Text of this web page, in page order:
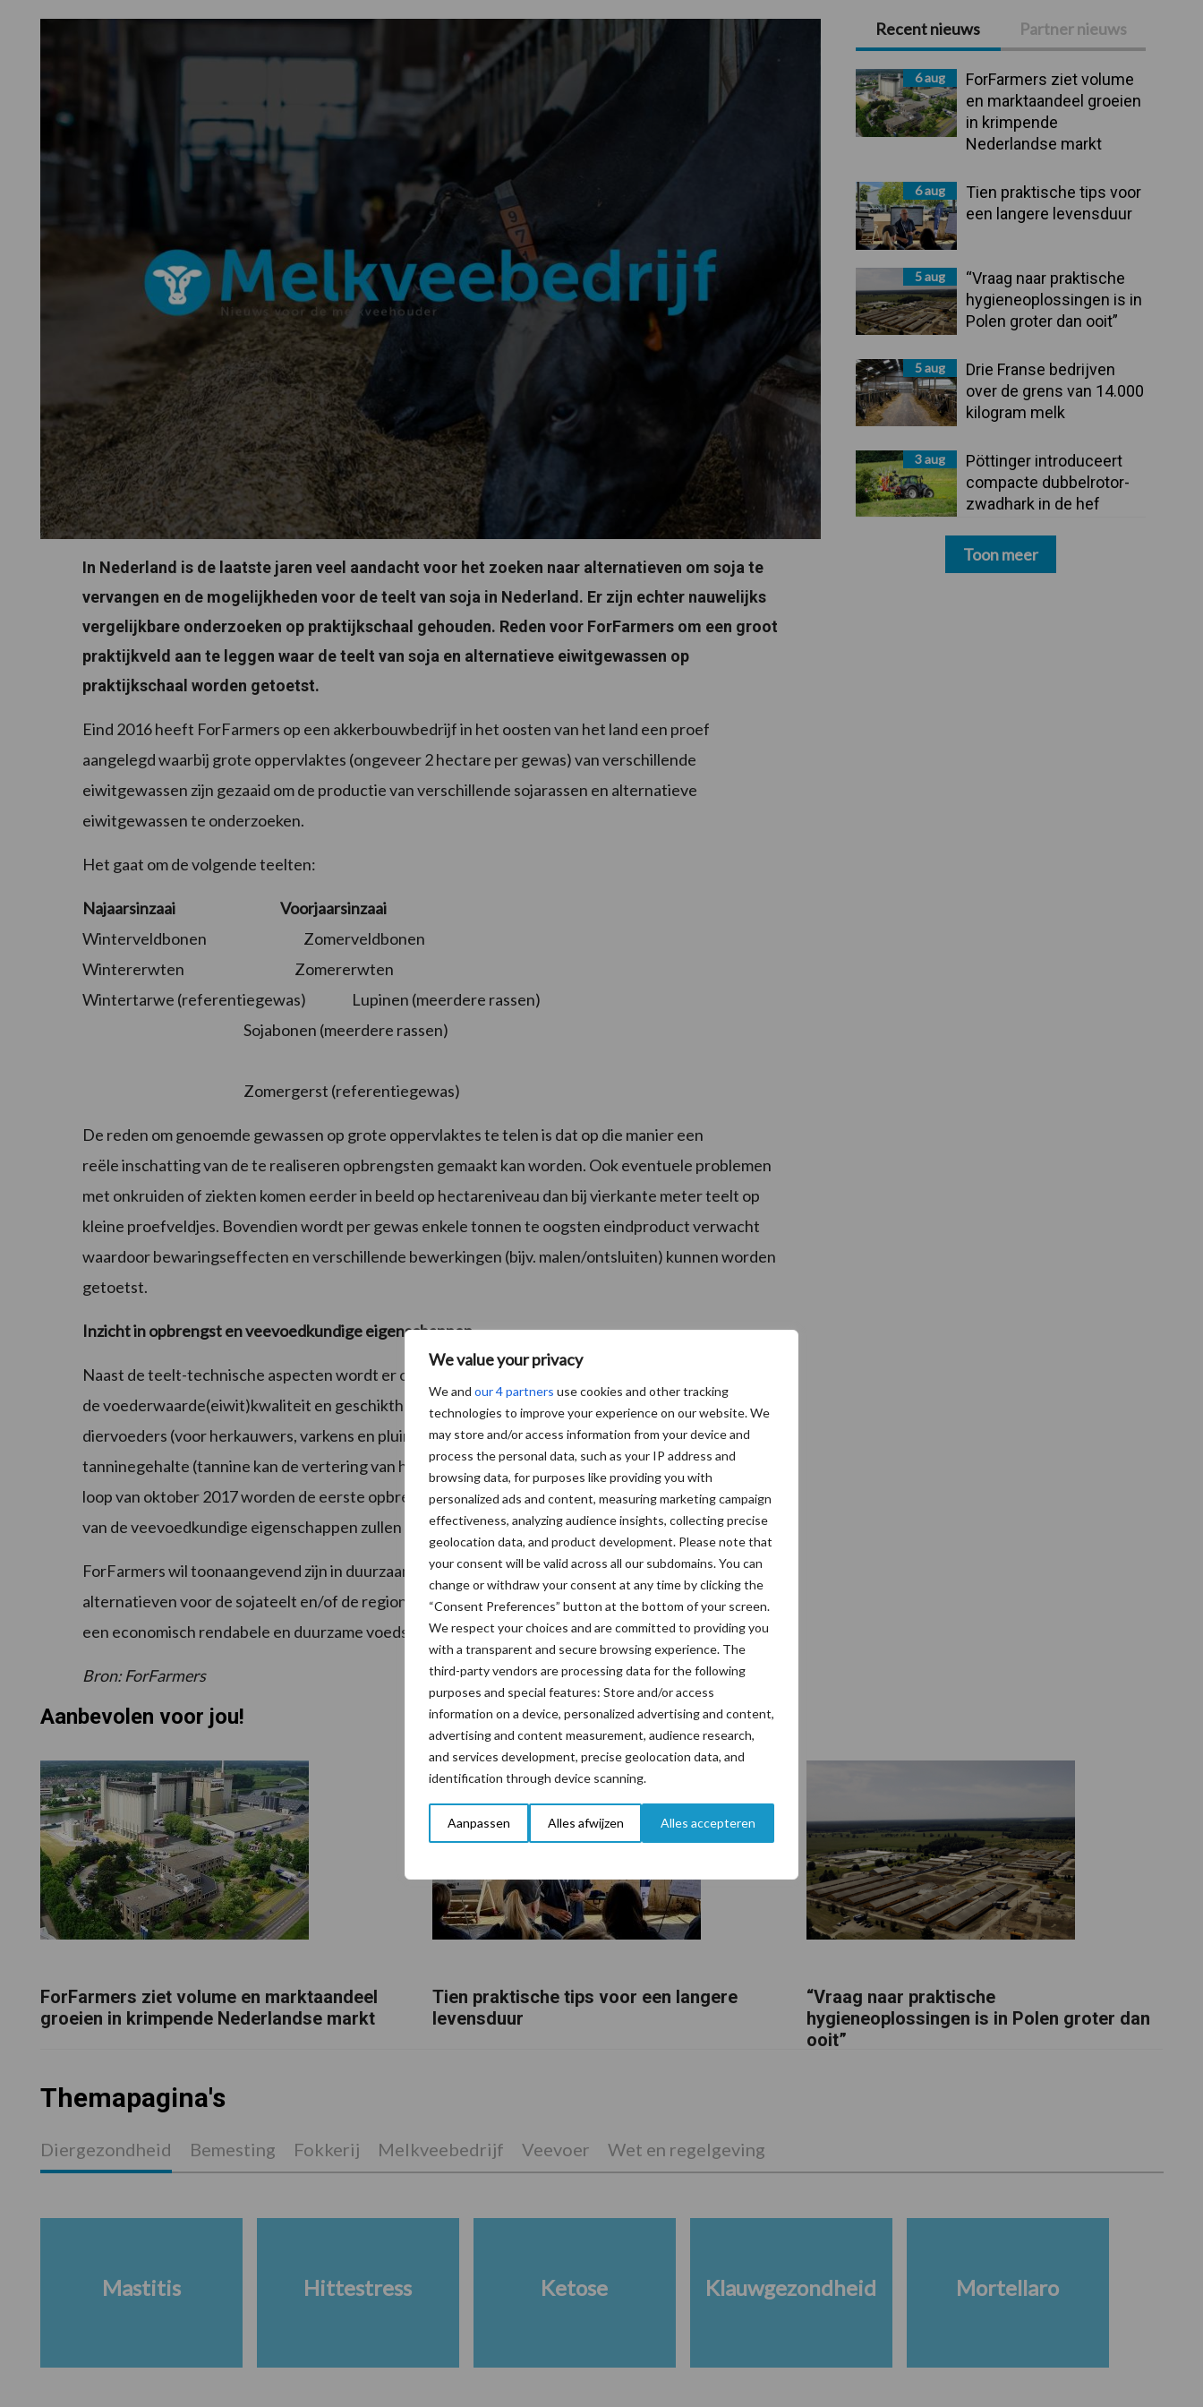
We value your privacy
We and our 4 partners use cookies and other tracking
technologies to improve your experience on our website. We
may store and/or access information from your device and
process the personal data, such as your IP address and
browsing data, for purposes like providing you with
personalized ads and content, measuring marketing campaign
effectiveness, analyzing audience insights, collecting precise
geolocation data, and product development. Please note that
your consent will be valid across all our subdomains. You can
change or withdraw your consent at any time by clicking the
“Consent Preferences” button at the bottom of your screen.
We respect your choices and are committed to providing you
with a transparent and secure browsing experience. The
third-party vendors are processing data for the following
purposes and special features: Store and/or access
information on a device, personalized advertising and content,
advertising and content measurement, audience research,
and services development, precise geolocation data, and
identification through device scanning.
Aanpassen Alles afwijzen Alles accepteren
In Nederland is de laatste jaren veel aandacht voor het zoeken naar alternatieven om soja te
vervangen en de mogelijkheden voor de teelt van soja in Nederland. Er zijn echter nauwelijks
vergelijkbare onderzoeken op praktijkschaal gehouden. Reden voor ForFarmers om een groot
praktijkveld aan te leggen waar de teelt van soja en alternatieve eiwitgewassen op
praktijkschaal worden getoetst.
Eind 2016 heeft ForFarmers op een akkerbouwbedrijf in het oosten van het land een proef
aangelegd waarbij grote oppervlaktes (ongeveer 2 hectare per gewas) van verschillende
eiwitgewassen zijn gezaaid om de productie van verschillende sojarassen en alternatieve
eiwitgewassen te onderzoeken.
Het gaat om de volgende teelten:
Najaarsinzaai Voorjaarsinzaai
Winterveldbonen Zomerveldbonen
Wintererwten Zomererwten
Wintertarwe (referentiegewas) Lupinen (meerdere rassen)
Sojabonen (meerdere rassen)
Zomergerst (referentiegewas)
De reden om genoemde gewassen op grote oppervlaktes te telen is dat op die manier een
reële inschatting van de te realiseren opbrengsten gemaakt kan worden. Ook eventuele problemen
met onkruiden of ziekten komen eerder in beeld op hectareniveau dan bij vierkante meter teelt op
kleine proefveldjes. Bovendien wordt per gewas enkele tonnen te oogsten eindproduct verwacht
waardoor bewaringseffecten en verschillende bewerkingen (bijv. malen/ontsluiten) kunnen worden
getoetst.
Inzicht in opbrengst en veevoedkundige eigenschappen
Naast de teelt-technische aspecten wordt er ook belangrijke informatie verzameld over
de voederwaarde(eiwit)kwaliteit en geschiktheid van de gewassen voor de verschillende
diervoeders (voor herkauwers, varkens en pluimvee). Hierbij wordt onder andere het
tanninegehalte (tannine kan de vertering van het voer beïnvloeden) onder de loep genomen. In de
loop van oktober 2017 worden de eerste opbrengstcijfers verwacht. De resultaten van de analyse
van de veevoedkundige eigenschappen zullen in het voorjaar van 2018 beschikbaar komen.
ForFarmers wil toonaangevend zijn in duurzaam ondernemen. Door op zoek te gaan naar
alternatieven voor de sojateelt en/of de regionale teelt van soja levert ForFarmers een bijdrage aan
een economisch rendabele en duurzame voedselproductie.
Bron: ForFarmers
Primaire
Sidebar
Recent nieuws Partner nieuws
6 aug
ForFarmers ziet volume
en marktaandeel groeien
in krimpende
Nederlandse markt
6 aug
Tien praktische tips voor
een langere levensduur
5 aug
“Vraag naar praktische
hygieneoplossingen is in
Polen groter dan ooit”
5 aug
Drie Franse bedrijven
over de grens van 14.000
kilogram melk
3 aug
Pöttinger introduceert
compacte dubbelrotor-
zwadhark in de hef
Toon meer
Aanbevolen voor jou!
ForFarmers ziet volume en marktaandeel
groeien in krimpende Nederlandse markt
Tien praktische tips voor een langere
levensduur
“Vraag naar praktische
hygieneoplossingen is in Polen groter dan
ooit”
Themapagina's
Diergezondheid Bemesting Fokkerij Melkveebedrijf Veevoer Wet en regelgeving
Mastitis Hittestress Ketose Klauwgezondheid Mortellaro